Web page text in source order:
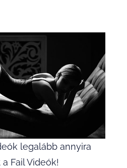
legalább annyira
Fail Videók!